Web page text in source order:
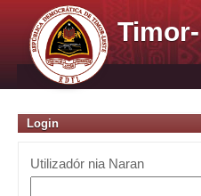
Login
Utilizadór nia Naran